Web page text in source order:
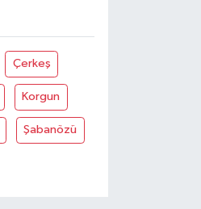
Çerkeş
Korgun
Şabanözü